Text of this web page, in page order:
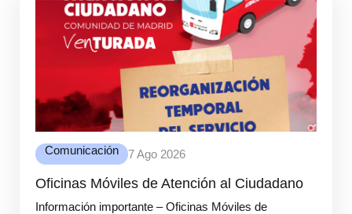
Comunicación 7 Ago 2026
Oficinas Móviles de Atención al Ciudadano
Información importante – Oficinas Móviles de